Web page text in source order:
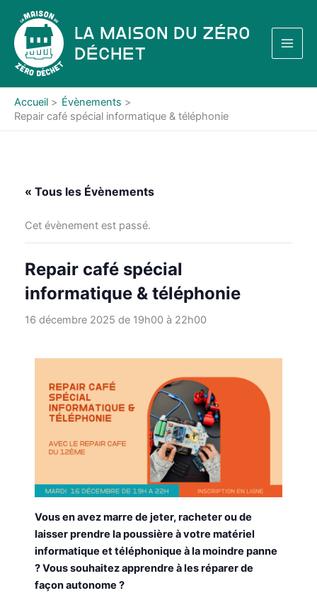
contenu
La Maison du Zéro
Déchet
Accueil
Évènements
Repair café spécial informatique & téléphonie
« Tous les Évènements
Cet évènement est passé.
Repair café spécial
informatique & téléphonie
16 décembre 2025 de 19h00à 22h00
Vous en avez marre de jeter, racheter ou de
laisser prendre la poussière à votre matériel
informatique et téléphonique à la moindre panne
? Vous souhaitez apprendre à les réparer de
façon autonome ?